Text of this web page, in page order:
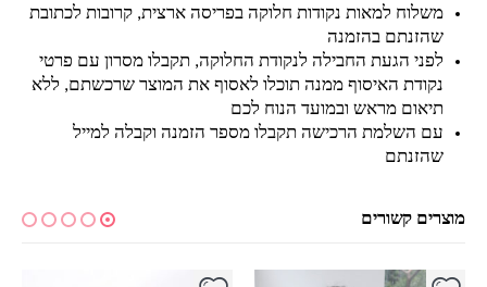
משלוח למאות נקודות חלוקה בפריסה ארצית, קרובות לכתובת
שהזנתם בהזמנה
לפני הגעת החבילה לנקודת החלוקה, תקבלו מסרון עם פרטי
נקודת האיסוף ממנה תוכלו לאסוף את המוצר שרכשתם, ללא
תיאום מראש ובמועד הנוח לכם
עם השלמת הרכישה תקבלו מספר הזמנה וקבלה למייל
שהזנתם
מוצרים קשורים
למוצר זה יש מספר סוגים. ניתן לבחור את האפשרויות בעמוד המוצר